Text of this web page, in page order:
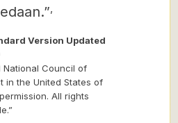
Version Updated
National Council of
in the United States of
All rights